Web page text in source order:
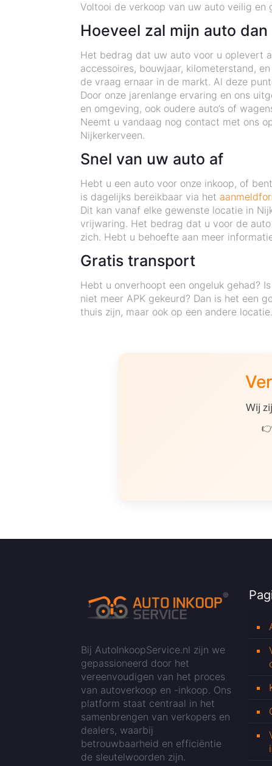
Voltooi de verkoop van uw auto veilig
Hoeveel zal mijn auto
Het bedrag dat uw auto voor u oplevert
accessoires, bouwjaar, kilometerstand,
de vraag ernaar in de markt. Al deze
Door onze jarenlange ervaring en ons
en omgeving, ook oudere auto’s of
Neemt u vandaag nog contact met ons
Nijkerkerveen.
Snel van uw auto af
Hebt u een auto voor onze inkoop, of
is dagelijks bereikbaar via het
Dit kan vanaf elke gewenste locatie in
vrijwaring. Het bedrag dat u voor de
zich. Hebt u behoefte aan meer
Gratis transport
Hebt u onverhoopt een ongeluk gehad?
niet meer APK gekeurd? Dan is het een
thuis zijn, maar ook op een andere
Wij
Bij AutoInkoopService.nl zijn we
gepassioneerd door het
vereenvoudigen van het proces
van autoverkoop en -inkoop. Ons
platform staat centraal in het
samenbrengen van verkopers en
dealers, waarbij
betrouwbaarheid en efficiëntie
de sleutelwoorden zijn.